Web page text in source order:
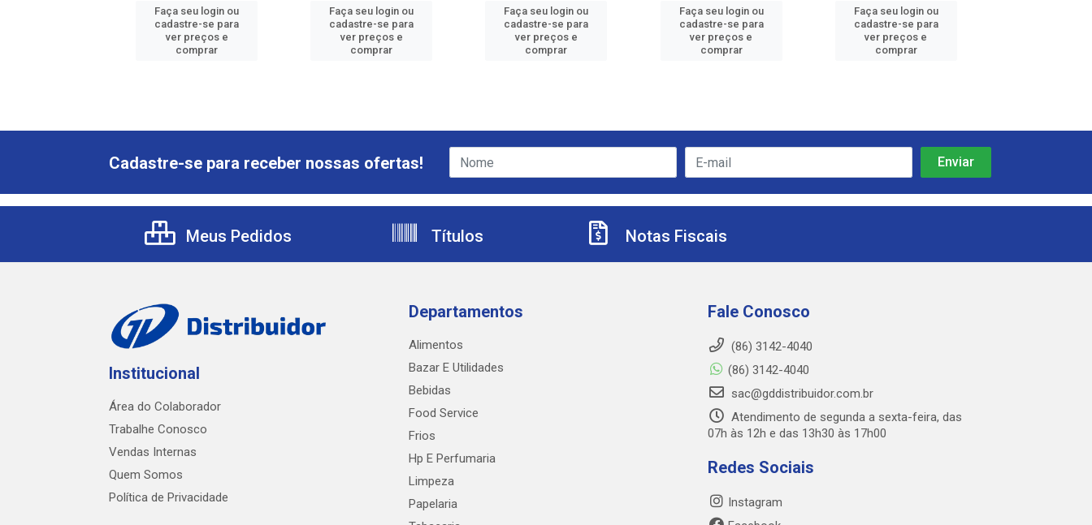
Faça seu login ou
cadastre-se para
ver preços e
comprar
Faça seu login ou
cadastre-se para
ver preços e
comprar
Faça seu login ou
cadastre-se para
ver preços e
comprar
Faça seu login ou
cadastre-se para
ver preços e
comprar
Faça seu login ou
cadastre-se para
ver preços e
comprar
Cadastre-se para receber nossas ofertas!
Meus Pedidos Títulos Notas Fiscais
Institucional
Área do Colaborador
Trabalhe Conosco
Vendas Internas
Quem Somos
Política de Privacidade
Departamentos
Alimentos
Bazar E Utilidades
Bebidas
Food Service
Frios
Hp E Perfumaria
Limpeza
Papelaria
Fale Conosco
(86) 3142-4040
(86) 3142-4040
sac@gddistribuidor.com.br
Atendimento de segunda a sexta-feira, das
07h às 12h e das 13h30 às 17h00
Redes Sociais
Instagram